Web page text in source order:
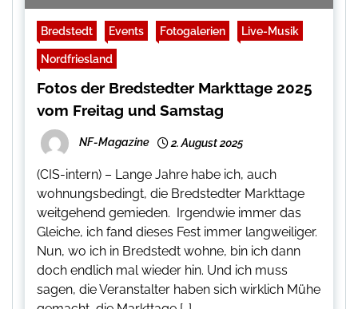
Bredstedt Events Fotogalerien Live-Musik
Nordfriesland
Fotos der Bredstedter Markttage 2025
vom Freitag und Samstag
NF-Magazine 2. August 2025
(CIS-intern) – Lange Jahre habe ich, auch
wohnungsbedingt, die Bredstedter Markttage
weitgehend gemieden. Irgendwie immer das
Gleiche, ich fand dieses Fest immer langweiliger.
Nun, wo ich in Bredstedt wohne, bin ich dann
doch endlich mal wieder hin. Und ich muss
sagen, die Veranstalter haben sich wirklich Mühe